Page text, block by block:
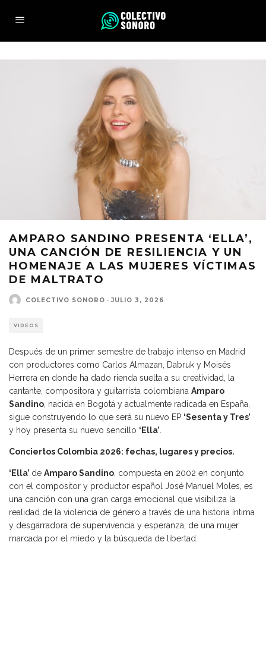
AMPARO SANDINO PRESENTA ‘ELLA’,
UNA CANCIÓN DE RESILIENCIA Y UN
HOMENAJE A LAS MUJERES VÍCTIMAS
DE MALTRATO
COLECTIVO SONORO · JULIO 3, 2026
VIDEOS
Después de un primer semestre de trabajo intenso en Madrid
con productores como Carlos Almazan, Dabruk y Moisés
Herrera en donde ha dado rienda suelta a su creatividad, la
cantante, compositora y guitarrista colombiana Amparo
Sandino, nacida en Bogotá y actualmente radicada en España,
sigue construyendo lo que será su nuevo EP ‘Sesenta y Tres’
y hoy presenta su nuevo sencillo ‘Ella’.
Conciertos Colombia 2026: fechas, lugares y precios.
‘Ella’ de Amparo Sandino, compuesta en 2002 en conjunto
con el compositor y productor español José Manuel Moles, es
una canción con una gran carga emocional que visibiliza la
realidad de la violencia de género a través de una historia íntima
y desgarradora de supervivencia y esperanza, de una mujer
marcada por el miedo y la búsqueda de libertad.